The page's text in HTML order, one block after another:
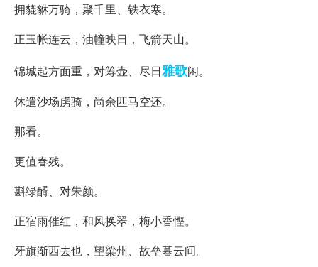
拥貔貅万骑，聚千里、铁衣寒。
正玉帐连云，油幢映日，飞箭天山。
锦城起方面重，对筹壶、尽日雅歌闲。
休遣沙场虏骑，尚余匹马空还。
那看。
更值春残。
斟绿醑、对朱颜。
正宿雨催红，和风换翠，梅小香慳。
牙旗渐西去也，望梁州、故垒暮云间。